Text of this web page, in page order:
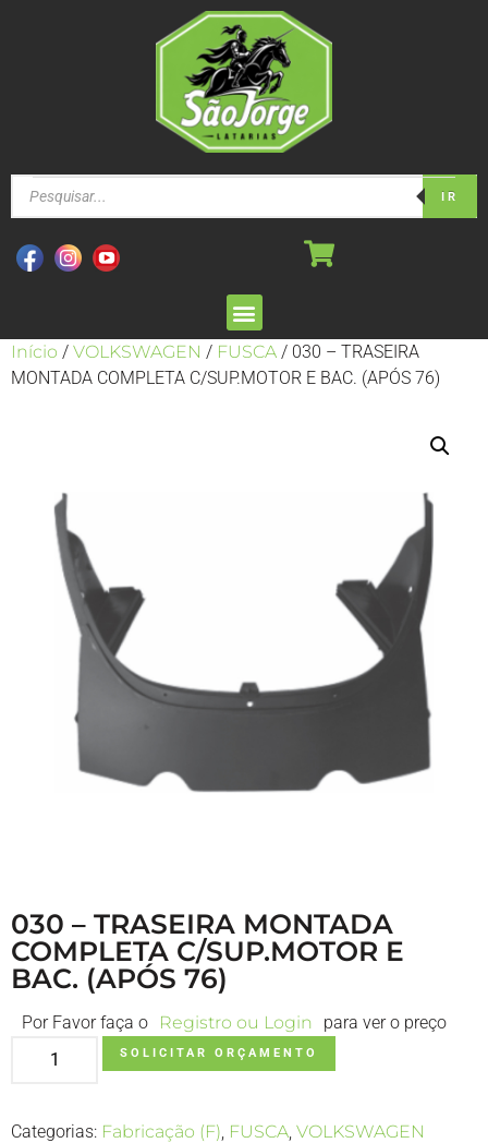
IR
Início / VOLKSWAGEN / FUSCA / 030 – TRASEIRA
MONTADA COMPLETA C/SUP.MOTOR E BAC. (APÓS 76)
030 – TRASEIRA MONTADA
COMPLETA C/SUP.MOTOR E
BAC. (APÓS 76)
Por Favor faça o Registro ou Login para ver o preço
SOLICITAR ORÇAMENTO
Categorias: Fabricação (F), FUSCA, VOLKSWAGEN